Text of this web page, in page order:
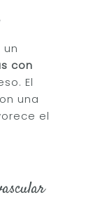
con
El
una
el